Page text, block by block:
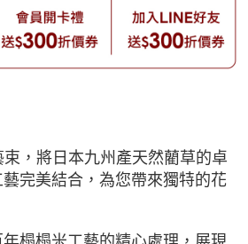
，將日本九州產天然藺草的卓
完美結合，為您帶來獨特的花